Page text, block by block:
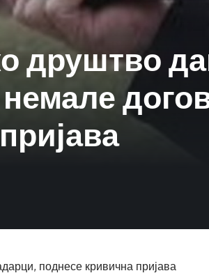
друштво
поднесе кривична пријава